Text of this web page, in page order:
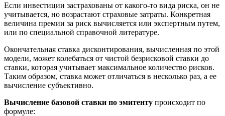
Если инвестиции застрахованы от какого-то вида риска, он не
учитывается, но возрастают страховые затраты. Конкретная
величина премии за риск вычисляется или экспертным путем,
или по специальной справочной литературе.
Окончательная ставка дисконтирования, вычисленная по этой
модели, может колебаться от чистой безрисковой ставки до
ставки, которая учитывает максимальное количество рисков.
Таким образом, ставка может отличаться в несколько раз, а ее
вычисление субъективно.
Вычисление базовой ставки по эмитенту происходит по
формуле: